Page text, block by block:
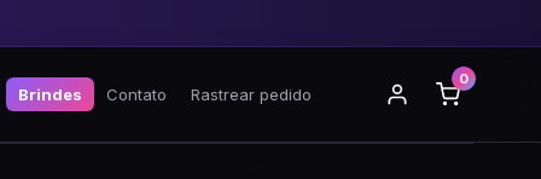
Brindes Contato Rastrear pedido
0